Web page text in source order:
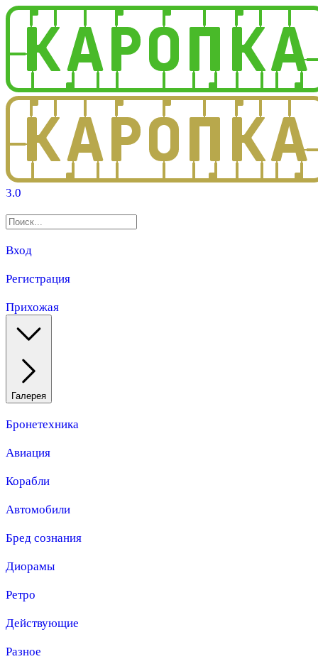
3.0
Вход
Регистрация
Прихожая
Галерея
Бронетехника
Авиация
Корабли
Автомобили
Бред сознания
Диорамы
Ретро
Действующие
Разное